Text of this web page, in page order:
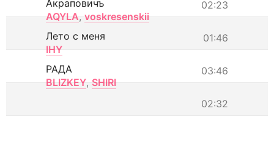
02:23
Акраповичъ
AQYLA, voskresenskii
01:46
Лето с меня
IHY
03:46
РАДА
BLIZKEY, SHIRI
02:32